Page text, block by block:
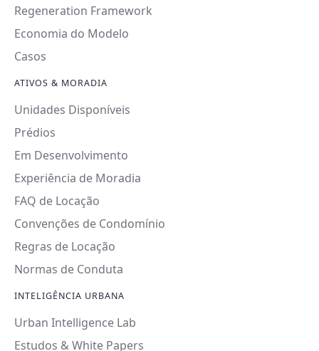
Regeneration Framework
Economia do Modelo
Casos
ATIVOS & MORADIA
Unidades Disponíveis
Prédios
Em Desenvolvimento
Experiência de Moradia
FAQ de Locação
Convenções de Condomínio
Regras de Locação
Normas de Conduta
INTELIGÊNCIA URBANA
Urban Intelligence Lab
Estudos & White Papers